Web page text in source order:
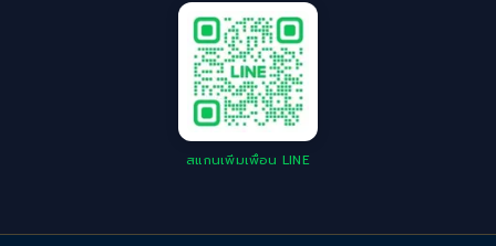
สแกนเพิ่มเพื่อน LINE